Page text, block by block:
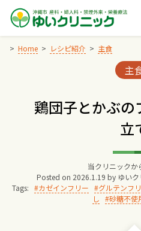
Skip
content
Home レシピ紹介 主食
主
鶏団子とかぶの
立
当クリニックか
Posted on 2026.1.19 by ゆい
Tags:
カゼインフリー グルテンフ
し
砂糖不使
交通ア
院長からの
ゆいクリニッ
診療